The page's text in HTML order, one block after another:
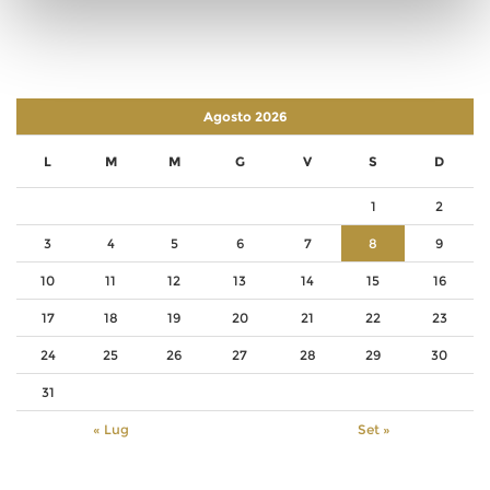
Agosto 2026
L M M G V S D
1 2
3 4 5 6 7 8 9
10 11 12 13 14 15 16
17 18 19 20 21 22 23
24 25 26 27 28 29 30
31
« Lug Set »